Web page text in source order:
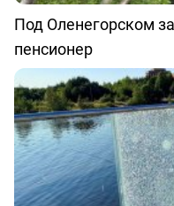
Под Оленегорском
пенсионер